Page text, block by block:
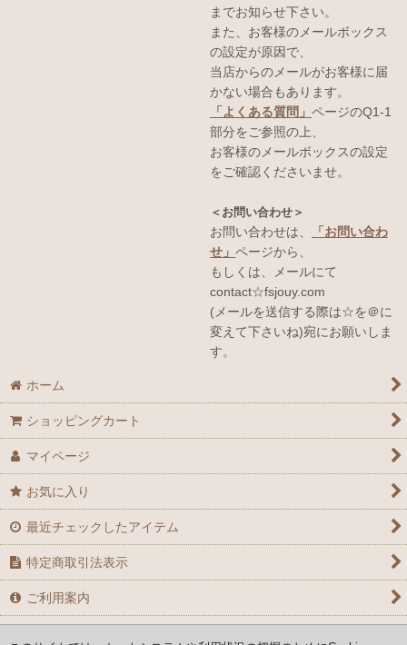
までお知らせ下さい。
また、お客様のメールボックス
の設定が原因で、
当店からのメールがお客様に届
かない場合もあります。
「よくある質問」 ページのQ1-1
部分をご参照の上、
お客様のメールボックスの設定
をご確認くださいませ。
＜お問い合わせ＞
お問い合わせは、
「お問い合わ
せ」 ページから、
もしくは、メールにて
contact☆fsjouy.com
(メールを送信する際は☆を＠に
変えて下さいね)宛にお願いしま
す。
ホーム
ショッピングカート
マイページ
お気に入り
最近チェックしたアイテム
特定商取引法表示
ご利用案内